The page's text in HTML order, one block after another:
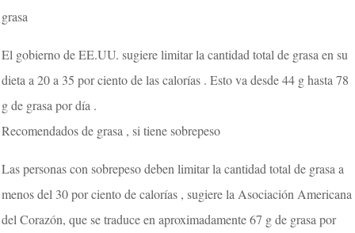
grasa
El gobierno de EE.UU. sugiere limitar la cantidad total de grasa en su
dieta a 20 a 35 por ciento de las calorías . Esto va desde 44 g hasta 78
g de grasa por día .
Recomendados de grasa , si tiene sobrepeso
Las personas con sobrepeso deben limitar la cantidad total de grasa a
menos del 30 por ciento de calorías , sugiere la Asociación Americana
del Corazón, que se traduce en aproximadamente 67 g de grasa por